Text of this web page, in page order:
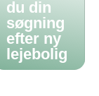
du din
søgning
efter ny
lejebolig